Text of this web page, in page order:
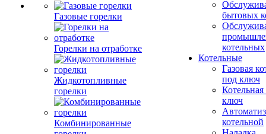
Газовые горелки
Горелки на отработке
Жидкотопливные
горелки
Комбинированные
бытовых
котельных
Котельные
Газовая
под ключ
ключ
котельной